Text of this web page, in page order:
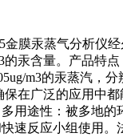
金膜汞蒸气分析仪
的汞含量。产品特点
m3的汞蒸汽，分
保在广泛的应用中都
用途性：被多地的
速反应小组使用。